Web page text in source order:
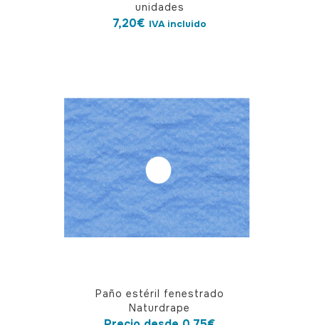
unidades
7,20€ IVA incluido
Paño estéril fenestrado
Naturdrape